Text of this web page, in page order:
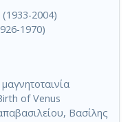
2004)
1970)
of Venus
Βασίλης